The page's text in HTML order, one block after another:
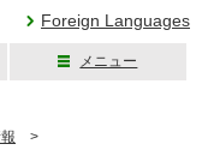
Foreign Languages
メニュー
>